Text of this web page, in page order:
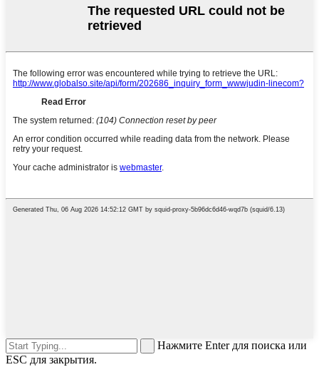
Нажмите Enter для поиска или
ESC для закрытия.